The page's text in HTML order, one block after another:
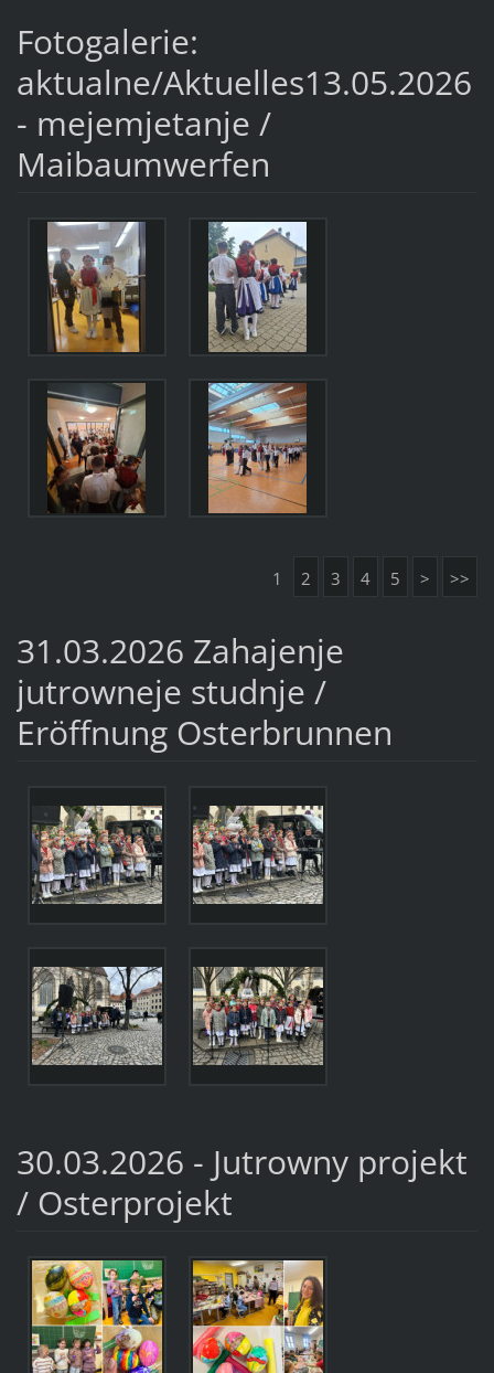
Fotogalerie:
aktualne/Aktuelles13.05.2026
- mejemjetanje /
Maibaumwerfen
1 2 3 4 5 > >>
31.03.2026 Zahajenje
jutrowneje studnje /
Eröffnung Osterbrunnen
30.03.2026 - Jutrowny projekt
/ Osterprojekt